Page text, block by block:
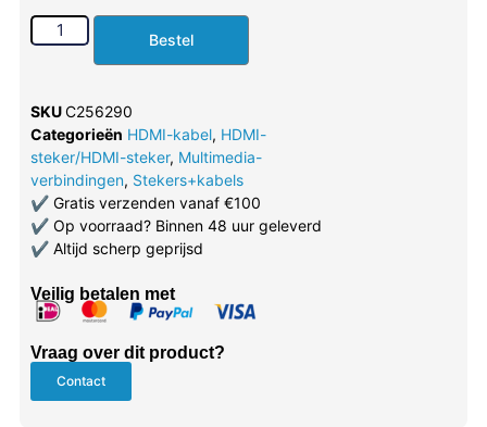
Bestel
SKUC256290
Categorieën HDMI-kabel, HDMI-
steker/HDMI-steker, Multimedia-
verbindingen, Stekers+kabels
✔Gratis verzenden vanaf €100
✔Op voorraad? Binnen 48 uur geleverd
✔Altijd scherp geprijsd
Veilig betalen met
Vraag over dit product?
Contact